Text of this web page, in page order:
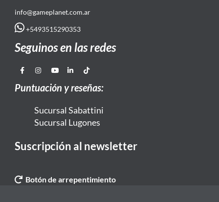
info@gameplanet.com.ar
+5493515290353
Seguinos en las redes
Puntuación y reseñas:
Sucursal Sabattini
Sucursal Lugones
Suscripción al newsletter
Botón de arrepentimiento